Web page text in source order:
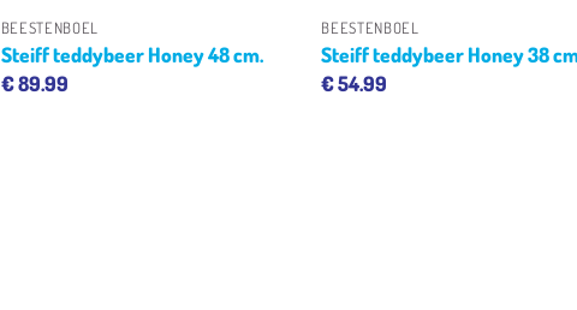
BEESTENBOEL
Steiff teddybeer Honey 48 cm.
€89.99
BEESTENBOEL
Steiff teddybeer Honey 38
€54.99